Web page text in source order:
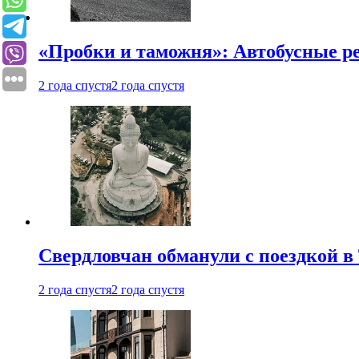
«Пробки и таможня»: Автобусные
2 года спустя2 года спустя
Свердловчан обманули с поездкой
2 года спустя2 года спустя